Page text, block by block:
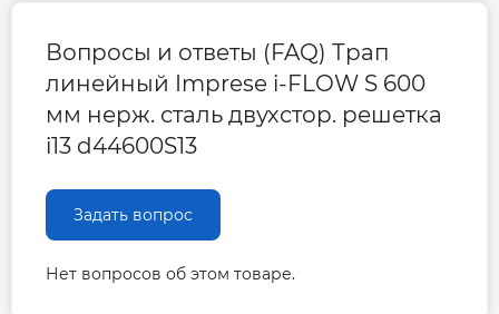
Вопросы и ответы (FAQ) Трап
линейный Imprese i-FLOW S 600
мм нерж. сталь двухстор. решетка
i13 d44600S13
Задать вопрос
Нет вопросов об этом товаре.